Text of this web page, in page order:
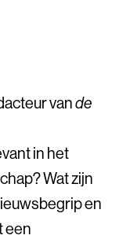
vande
in het
Wat zijn
en
een